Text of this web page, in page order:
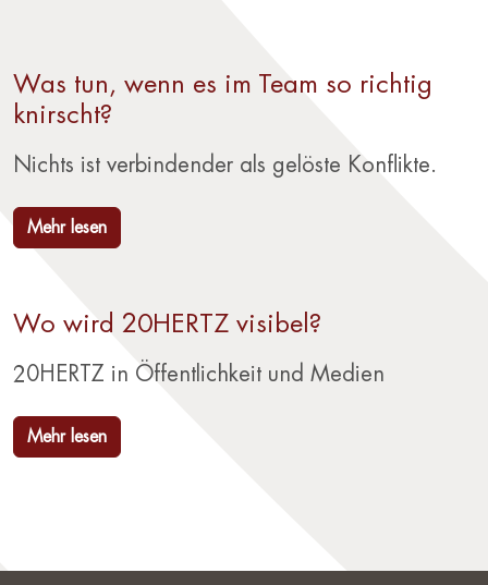
Was tun, wenn es im Team so richtig
knirscht?
Nichts ist verbindender als gelöste Konflikte.
Mehr lesen
Wo wird 20HERTZ visibel?
20HERTZ in Öffentlichkeit und Medien
Mehr lesen